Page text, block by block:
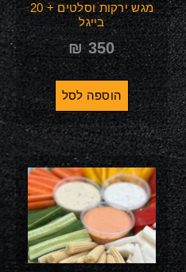
מגש ירקות וסלטים + 20
בייגל
₪350
הוספה לסל